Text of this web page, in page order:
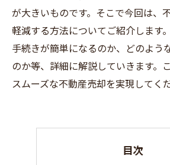
が大きいものです。そこで今回は、
軽減する方法についてご紹介します
手続きが簡単になるのか、どのよう
のか等、詳細に解説していきます。
スムーズな不動産売却を実現してく
目次